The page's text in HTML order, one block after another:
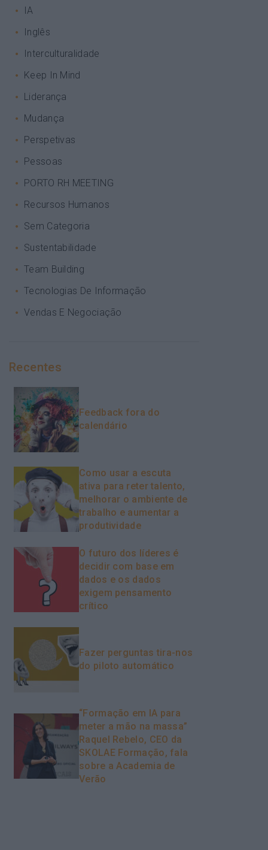
IA
Inglês
Interculturalidade
Keep In Mind
Liderança
Mudança
Perspetivas
Pessoas
PORTO RH MEETING
Recursos Humanos
Sem Categoria
Sustentabilidade
Team Building
Tecnologias De Informação
Vendas E Negociação
Recentes
Feedback fora do
calendário
Como usar a escuta
ativa para reter talento,
melhorar o ambiente de
trabalho e aumentar a
produtividade
O futuro dos líderes é
decidir com base em
dados e os dados
exigem pensamento
crítico
Fazer perguntas tira-nos
do piloto automático
“Formação em IA para
meter a mão na massa”
Raquel Rebelo, CEO da
SKOLAE Formação, fala
sobre a Academia de
Verão